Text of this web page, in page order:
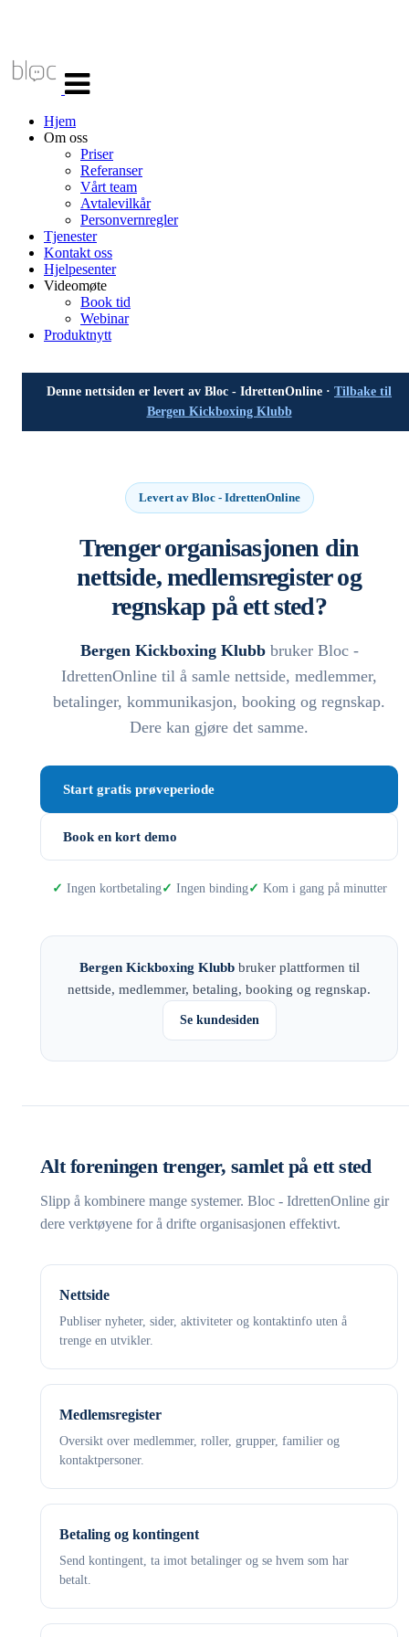
navigasjon
Hjem
Om oss
Priser
Referanser
Vårt team
Avtalevilkår
Personvernregler
Tjenester
Kontakt oss
Hjelpesenter
Videomøte
Book tid
Webinar
Produktnytt
Denne nettsiden er levert av Bloc - IdrettenOnline · Tilbake til
Bergen Kickboxing Klubb
Levert av Bloc - IdrettenOnline
Trenger organisasjonen din
nettside, medlemsregister og
regnskap på ett sted?
Bergen Kickboxing Klubbbruker Bloc -
IdrettenOnline til å samle nettside, medlemmer,
betalinger, kommunikasjon, booking og regnskap.
Dere kan gjøre det samme.
Start gratis prøveperiode
Book en kort demo
Ingen kortbetaling Ingen binding Kom i gang på minutter
Bergen Kickboxing Klubbbruker plattformen til
nettside, medlemmer, betaling, booking og regnskap.
Se kundesiden
Alt foreningen trenger, samlet på ett sted
Slipp å kombinere mange systemer. Bloc - IdrettenOnline gir
dere verktøyene for å drifte organisasjonen effektivt.
Nettside
Publiser nyheter, sider, aktiviteter og kontaktinfo uten å
trenge en utvikler.
Medlemsregister
Oversikt over medlemmer, roller, grupper, familier og
kontaktpersoner.
Betaling og kontingent
Send kontingent, ta imot betalinger og se hvem som har
betalt.